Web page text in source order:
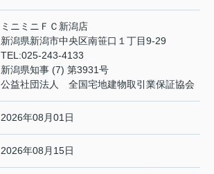
ミニミニＦＣ新潟店
新潟県新潟市中央区南笹口１丁目9-29
TEL:025-243-4133
新潟県知事 (7) 第3931号
公益社団法人 全国宅地建物取引業保証協会
2026年08月01日
2026年08月15日